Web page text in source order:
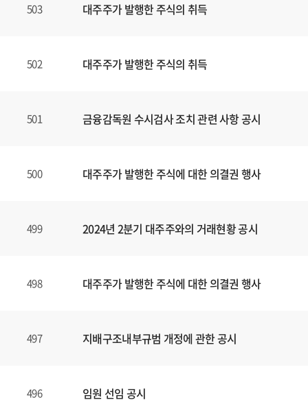
503 대주주가 발행한 주식의 취득
502 대주주가 발행한 주식의 취득
501 금융감독원 수시검사 조치 관련 사항 공시
500 대주주가 발행한 주식에 대한 의결권 행사
499 2024년 2분기 대주주와의 거래현황 공시
498 대주주가 발행한 주식에 대한 의결권 행사
497 지배구조내부규범 개정에 관한 공시
496 임원 선임 공시